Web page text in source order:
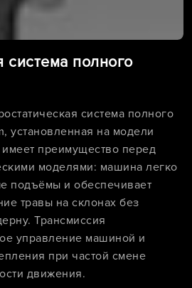
система полного
система полного
установленная на модели
преимущество перед
моделями: машина легко
подъёмы и обеспечивает
травы на склонах без
Трансмиссия
управление машиной и
при частой смене
движения.